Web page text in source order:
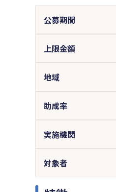
公募期間
上限金額
地域
助成率
実施機関
対象者